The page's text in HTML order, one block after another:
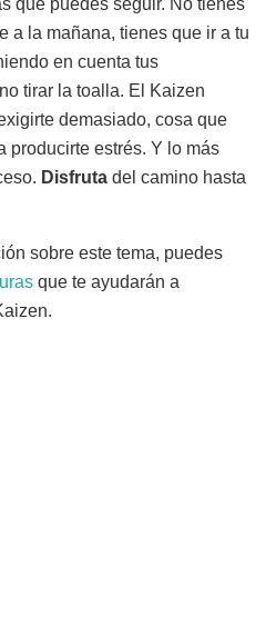
que puedes seguir. No tienes
a la mañana, tienes que ir a tu
en cuenta tus
tirar la toalla. El Kaizen
demasiado, cosa que
producirte estrés. Y lo más
Disfruta del camino hasta
sobre este tema, puedes
que te ayudarán a